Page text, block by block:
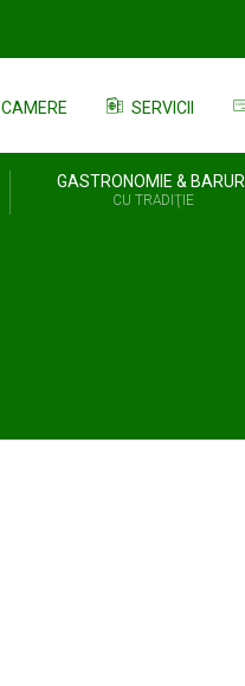
CAMERE SERVICII
GASTRONOMIE & BARURI
CU TRADIŢIE